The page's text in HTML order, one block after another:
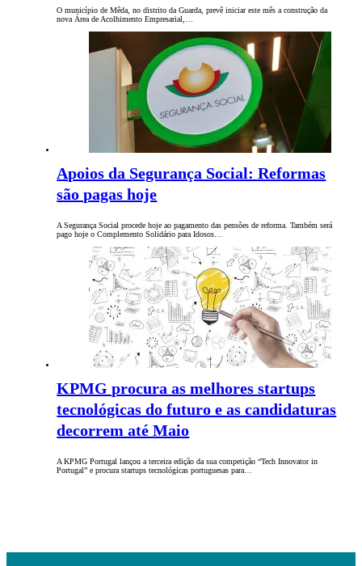
O município de Mêda, no distrito da Guarda, prevê iniciar este mês a construção da
nova Área de Acolhimento Empresarial,…
Apoios da Segurança Social: Reformas
são pagas hoje
A Segurança Social procede hoje ao pagamento das pensões de reforma. Também será
pago hoje o Complemento Solidário para Idosos…
KPMG procura as melhores startups
tecnológicas do futuro e as candidaturas
decorrem até Maio
A KPMG Portugal lançou a terceira edição da sua competição “Tech Innovator in
Portugal” e procura startups tecnológicas portuguesas para…